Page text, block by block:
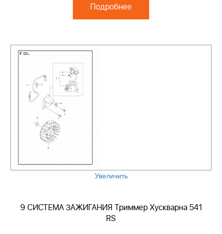
Подробнее
Увеличить
9 СИСТЕМА ЗАЖИГАНИЯ Триммер Хускварна 541
RS